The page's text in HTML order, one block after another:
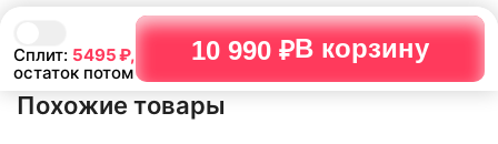
Сплит: 5495₽,
остаток потом
10 990 ₽В корзину
Похожие товары